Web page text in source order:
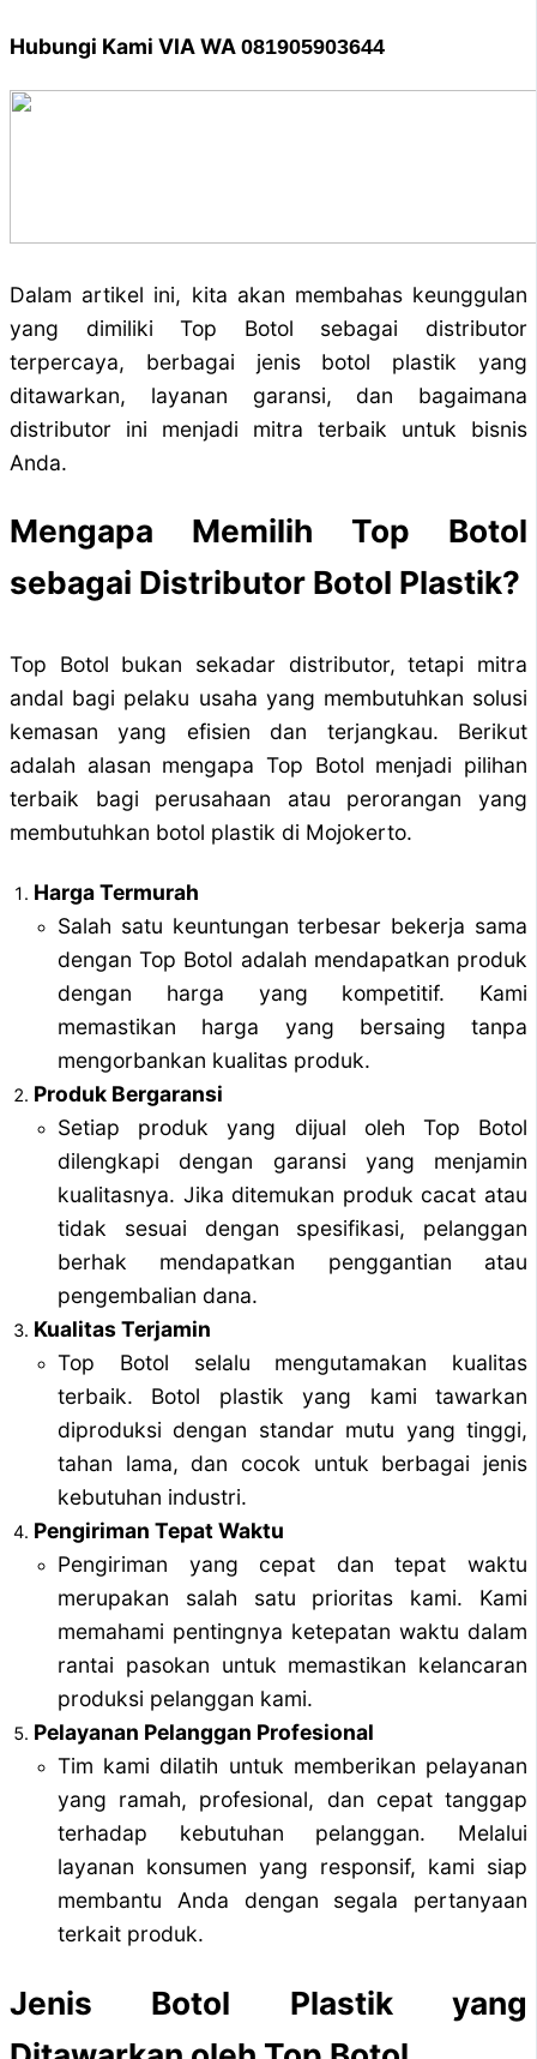
Hubungi Kami VIA WA 081905903644
Dalam artikel ini, kita akan membahas keunggulan
yang dimiliki Top Botol sebagai distributor
terpercaya, berbagai jenis botol plastik yang
ditawarkan, layanan garansi, dan bagaimana
distributor ini menjadi mitra terbaik untuk bisnis
Anda.
Mengapa Memilih Top Botol
sebagai Distributor Botol Plastik?
Top Botol bukan sekadar distributor, tetapi mitra
andal bagi pelaku usaha yang membutuhkan solusi
kemasan yang efisien dan terjangkau. Berikut
adalah alasan mengapa Top Botol menjadi pilihan
terbaik bagi perusahaan atau perorangan yang
membutuhkan botol plastik di Mojokerto.
Harga Termurah
Salah satu keuntungan terbesar bekerja sama
dengan Top Botol adalah mendapatkan produk
dengan harga yang kompetitif. Kami
memastikan harga yang bersaing tanpa
mengorbankan kualitas produk.
Produk Bergaransi
Setiap produk yang dijual oleh Top Botol
dilengkapi dengan garansi yang menjamin
kualitasnya. Jika ditemukan produk cacat atau
tidak sesuai dengan spesifikasi, pelanggan
berhak mendapatkan penggantian atau
pengembalian dana.
Kualitas Terjamin
Top Botol selalu mengutamakan kualitas
terbaik. Botol plastik yang kami tawarkan
diproduksi dengan standar mutu yang tinggi,
tahan lama, dan cocok untuk berbagai jenis
kebutuhan industri.
Pengiriman Tepat Waktu
Pengiriman yang cepat dan tepat waktu
merupakan salah satu prioritas kami. Kami
memahami pentingnya ketepatan waktu dalam
rantai pasokan untuk memastikan kelancaran
produksi pelanggan kami.
Pelayanan Pelanggan Profesional
Tim kami dilatih untuk memberikan pelayanan
yang ramah, profesional, dan cepat tanggap
terhadap kebutuhan pelanggan. Melalui
layanan konsumen yang responsif, kami siap
membantu Anda dengan segala pertanyaan
terkait produk.
Jenis Botol Plastik yang